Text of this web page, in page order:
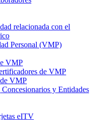
relacionada con el
Personal (VMP)
VMP
de VMP
VMP
y Entidades
eITV